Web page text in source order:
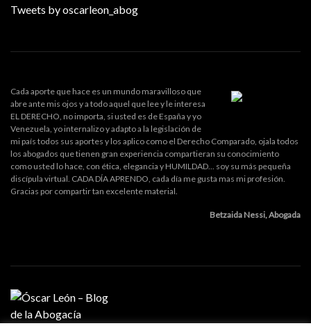
Tweets by oscarleon_abog
Cada aporte que hace es un mundo maravilloso que
abre ante mis ojos y a todo aquel que lee y le interesa
EL DERECHO, no importa, si usted es de España y yo
Venezuela, yo internalizo y adapto a la legislación de
mi país todos sus aportes y los aplico como el Derecho Comparado, ojala todos
los abogados que tienen gran experiencia compartieran su conocimiento
como usted lo hace, con ética, elegancia y HUMILDAD... soy su más pequeña
discípula virtual. CADA DÍA APRENDO, cada día me gusta mas mi profesión.
Gracias por compartir tan excelente material.
Betzaida Nessi, Abogada